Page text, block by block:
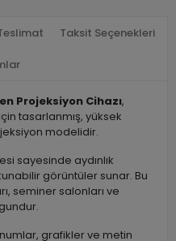
Taksit Seçenekleri
Projeksiyon Cihazı,
tasarlanmış, yüksek
modelidir.
sayesinde aydınlık
görüntüler sunar. Bu
seminer salonları ve
grafikler ve metin